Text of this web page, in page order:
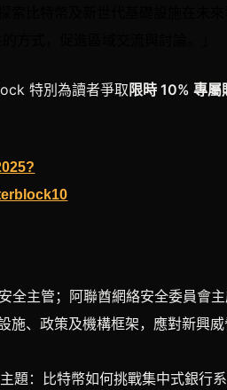
特別為讀者爭取 限時 10% 專屬
主管；阿聯酋網絡安全委員會主
施、政策及機構框架，應對新興
：比特幣如何挑戰集中式銀行